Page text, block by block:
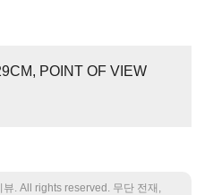
POINT OF VIEW
. All rights reserved. 무단 전재,